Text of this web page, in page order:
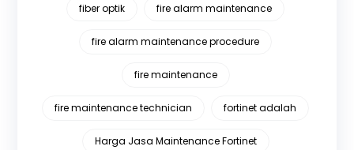
fiber optik fire alarm maintenance
fire alarm maintenance procedure
fire maintenance
fire maintenance technician fortinet adalah
Harga Jasa Maintenance Fortinet